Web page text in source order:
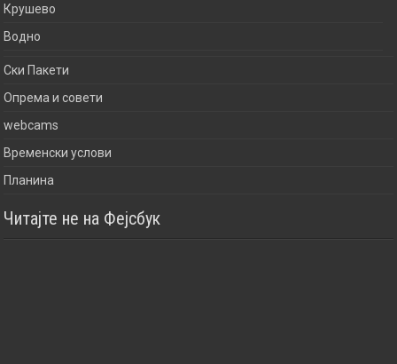
Крушево
Водно
Ски Пакети
Опрема и совети
webcams
Временски услови
Планина
Читајте не на Фејсбук